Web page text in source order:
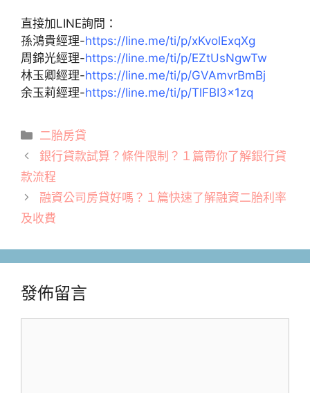
直接加LINE詢問：
孫鴻貴經理-https://line.me/ti/p/xKvolExqXg
周錦光經理-https://line.me/ti/p/EZtUsNgwTw
林玉卿經理-https://line.me/ti/p/GVAmvrBmBj
余玉莉經理-https://line.me/ti/p/TlFBI3x1zq
分
類
二胎房貸
銀行貸款試算？條件限制？１篇帶你了解銀行貸
款流程
融資公司房貸好嗎？１篇快速了解融資二胎利率
及收費
發佈留言